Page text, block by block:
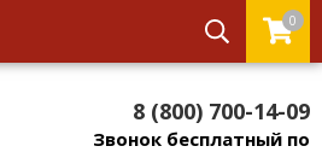
0
8 (800) 700-14-09
Звонок бесплатный по